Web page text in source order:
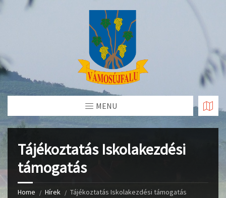
Skip
MENU
Tájékoztatás Iskolakezdési
támogatás
Home Hírek Tájékoztatás Iskolakezdési támogatás